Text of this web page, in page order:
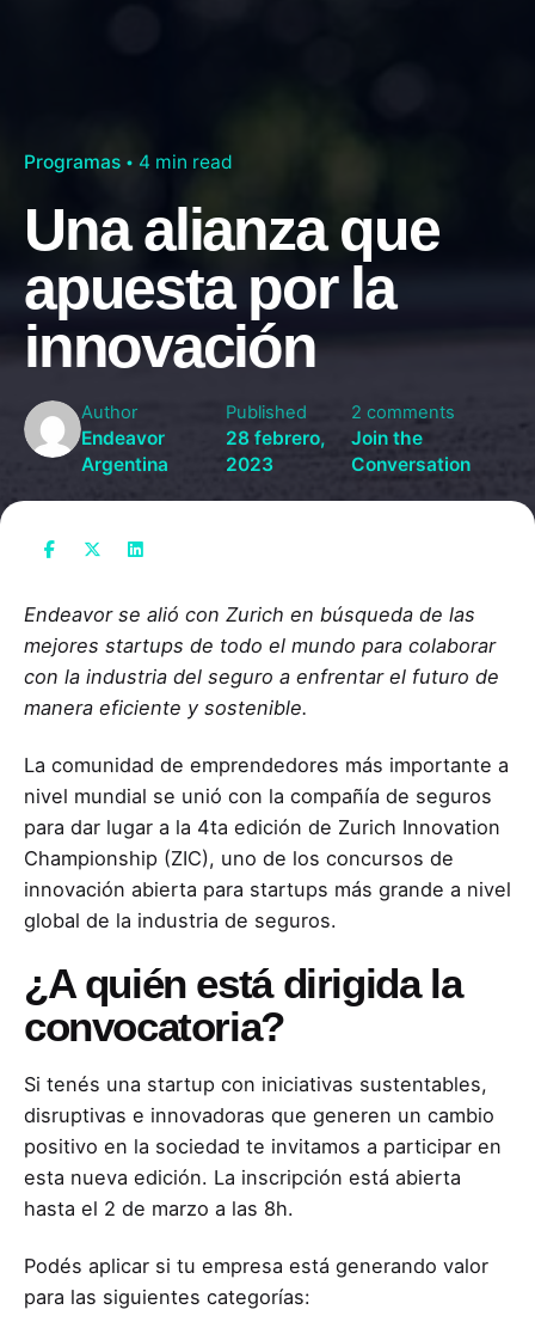
Programas 4 min read
Una alianza que
apuesta por la
innovación
Author
Endeavor
Argentina
Published
28 febrero,
2023
2 comments
Join the
Conversation
Endeavor se alió con Zurich en búsqueda de las
mejores startups de todo el mundo para colaborar
con la industria del seguro a enfrentar el futuro de
manera eficiente y sostenible.
La comunidad de emprendedores más importante a
nivel mundial se unió con la compañía de seguros
para dar lugar a la 4ta edición de Zurich Innovation
Championship (ZIC), uno de los concursos de
innovación abierta para startups más grande a nivel
global de la industria de seguros.
¿A quién está dirigida la
convocatoria?
Si tenés una startup con iniciativas sustentables,
disruptivas e innovadoras que generen un cambio
positivo en la sociedad te invitamos a participar en
esta nueva edición. La inscripción está abierta
hasta el 2 de marzo a las 8h.
Podés aplicar si tu empresa está generando valor
para las siguientes categorías: